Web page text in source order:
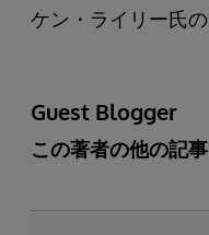
ケン・ライリー氏の
Guest Blogger
この著者の他の記